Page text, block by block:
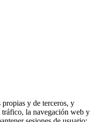
y de terceros, y
tráfico, la navegación web y